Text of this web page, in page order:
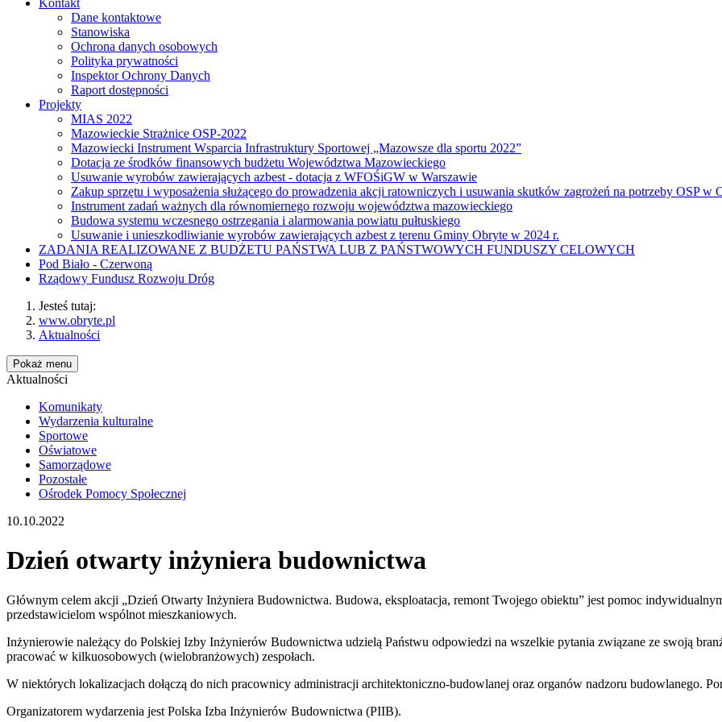
Kontakt
Dane kontaktowe
Stanowiska
Ochrona danych osobowych
Polityka prywatności
Inspektor Ochrony Danych
Raport dostępności
Projekty
MIAS 2022
Mazowieckie Strażnice OSP-2022
Mazowiecki Instrument Wsparcia Infrastruktury Sportowej „Mazowsze dla sportu 2022”
Dotacja ze środków finansowych budżetu Województwa Mazowieckiego
Usuwanie wyrobów zawierających azbest - dotacja z WFOŚiGW w Warszawie
Zakup sprzętu i wyposażenia służącego do prowadzenia akcji ratowniczych i usuwania skutków zagrożeń na potrzeby OSP w
Instrument zadań ważnych dla równomiernego rozwoju województwa mazowieckiego
Budowa systemu wczesnego ostrzegania i alarmowania powiatu pułtuskiego
Usuwanie i unieszkodliwianie wyrobów zawierających azbest z terenu Gminy Obryte w 2024 r.
ZADANIA REALIZOWANE Z BUDŻETU PAŃSTWA LUB Z PAŃSTWOWYCH FUNDUSZY CELOWYCH
Pod Biało - Czerwoną
Rządowy Fundusz Rozwoju Dróg
Jesteś tutaj:
www.obryte.pl
Aktualności
Pokaż menu
Aktualności
Komunikaty
Wydarzenia kulturalne
Sportowe
Oświatowe
Samorządowe
Pozostałe
Ośrodek Pomocy Społecznej
10.10.2022
Dzień otwarty inżyniera budownictwa
Głównym celem akcji „Dzień Otwarty Inżyniera Budownictwa. Budowa, eksploatacja, remont Twojego obiektu” jest pomoc
przedstawicielom wspólnot mieszkaniowych.
Inżynierowie należący do Polskiej Izby Inżynierów Budownictwa udzielą Państwu odpowiedzi na wszelkie pytania związane ze swoją
pracować w kilkuosobowych (wielobranżowych) zespołach.
W niektórych lokalizacjach dołączą do nich pracownicy administracji architektoniczno-budowlanej oraz organów nadzoru budowlanego.
Organizatorem wydarzenia jest Polska Izba Inżynierów Budownictwa (PIIB).